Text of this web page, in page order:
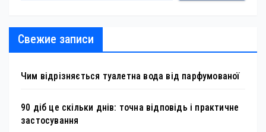
Свежие записи
Чим відрізняється туалетна вода від парфумованої
90 діб це скільки днів: точна відповідь і практичне
застосування